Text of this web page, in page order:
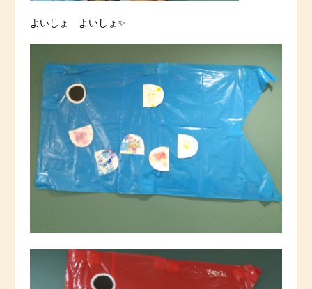
よいしょ よいしょ✨